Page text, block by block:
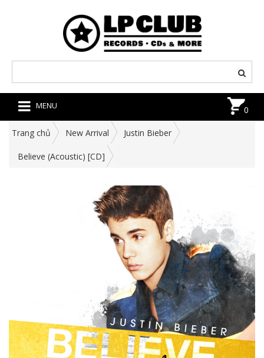
MENU 0
Trang chủ New Arrival Justin Bieber
Believe (Acoustic) [CD]